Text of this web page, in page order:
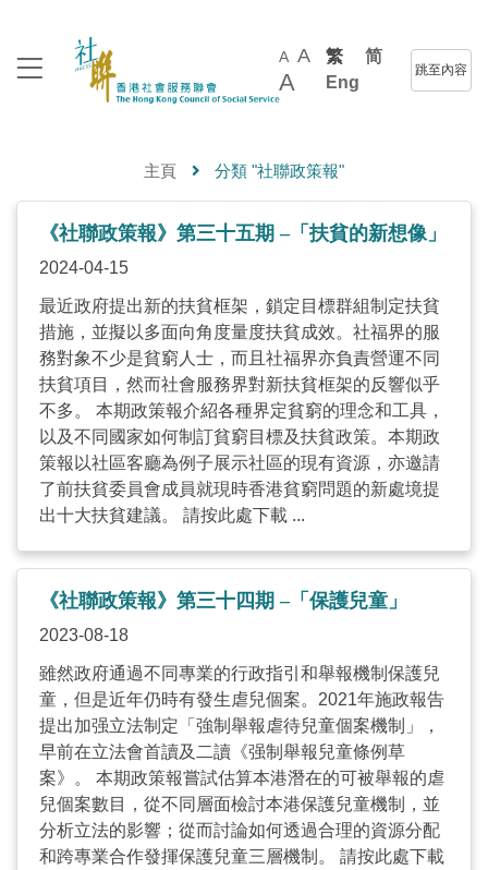
A A
A
繁
简
Eng
跳至內容
主頁 分類 "社聯政策報"
《社聯政策報》第三十五期 –「扶貧的新想像」
2024-04-15
最近政府提出新的扶貧框架，鎖定目標群組制定扶貧
措施，並擬以多面向角度量度扶貧成效。社福界的服
務對象不少是貧窮人士，而且社福界亦負責營運不同
扶貧項目，然而社會服務界對新扶貧框架的反響似乎
不多。 本期政策報介紹各種界定貧窮的理念和工具，
以及不同國家如何制訂貧窮目標及扶貧政策。本期政
策報以社區客廳為例子展示社區的現有資源，亦邀請
了前扶貧委員會成員就現時香港貧窮問題的新處境提
出十大扶貧建議。 請按此處下載 ...
《社聯政策報》第三十四期 –「保護兒童」
2023-08-18
雖然政府通過不同專業的行政指引和舉報機制保護兒
童，但是近年仍時有發生虐兒個案。2021年施政報告
提出加强立法制定「強制舉報虐待兒童個案機制」，
早前在立法會首讀及二讀《强制舉報兒童條例草
案》。 本期政策報嘗試估算本港潛在的可被舉報的虐
兒個案數目，從不同層面檢討本港保護兒童機制，並
分析立法的影響；從而討論如何透過合理的資源分配
和跨專業合作發揮保護兒童三層機制。 請按此處下載